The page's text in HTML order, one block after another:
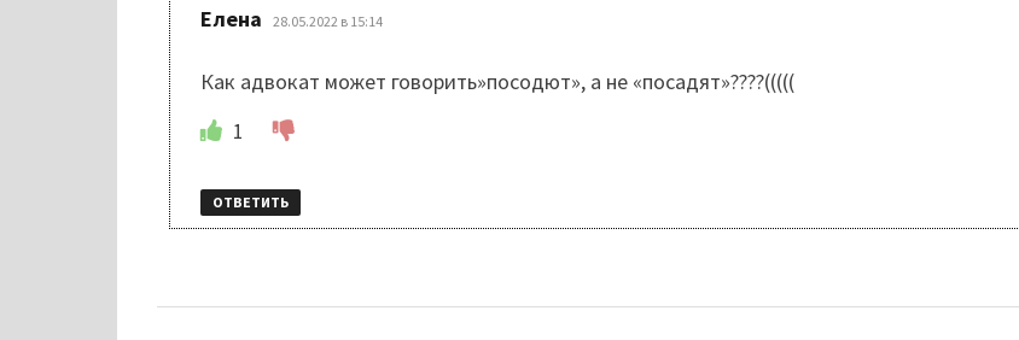
Елена 28.05.2022 в 15:14
Как адвокат может говорить»посодют», а не «посадят»????(((((
1
ОТВЕТИТЬ